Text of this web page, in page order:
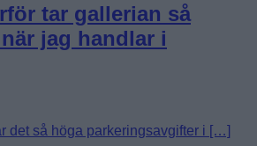
tar gallerian så
jag handlar i
det så höga parkeringsavgifter i […]